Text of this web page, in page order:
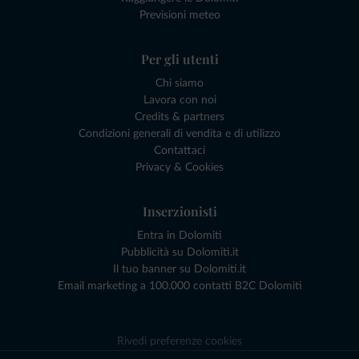
Previsioni meteo
Per gli utenti
Chi siamo
Lavora con noi
Credits & partners
Condizioni generali di vendita e di utilizzo
Contattaci
Privacy & Cookies
Inserzionisti
Entra in Dolomiti
Pubblicità su Dolomiti.it
Il tuo banner su Dolomiti.it
Email marketing a 100.000 contatti B2C Dolomiti
Rivedi preferenze cookies